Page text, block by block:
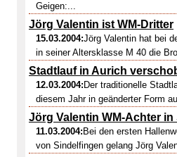
Geigen:...
Jörg Valentin ist WM-Dritter
15.03.2004:Jörg Valentin hat bei
in seiner Altersklasse M 40 die
Stadtlauf in Aurich
12.03.2004: Der traditionelle
diesem Jahr in geänderter Form
Jörg Valentin WM-Achter
11.03.2004: Bei den ersten
von Sindelfingen gelang Jörg